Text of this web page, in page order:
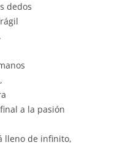
dedos
a la pasión
lleno de infinito,